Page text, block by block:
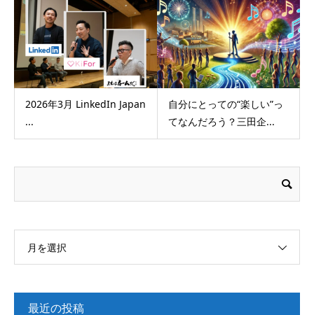
2026年3月 LinkedIn Japan
...
自分にとっての“楽しい”っ
てなんだろう？三田企...
月を選択
最近の投稿